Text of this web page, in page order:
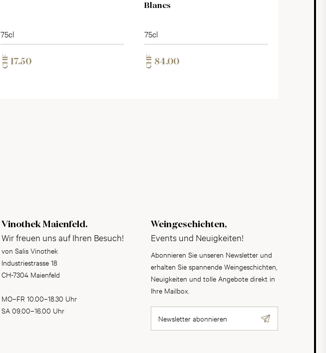
75cl
CHF 17.50
Blancs
75cl
CHF 84.00
Vinothek Maienfeld.
Wir freuen uns auf Ihren Besuch!
von Salis Vinothek
Industriestrasse 18
CH-7304 Maienfeld
MO–FR 10.00–18.30 Uhr
SA 09.00–16.00 Uhr
Weingeschichten,
Events und Neuigkeiten!
Abonnieren Sie unseren Newsletter und
erhalten Sie spannende Weingeschichten,
Neuigkeiten und tolle Angebote direkt in
Ihre Mailbox.
Newsletter abonnieren